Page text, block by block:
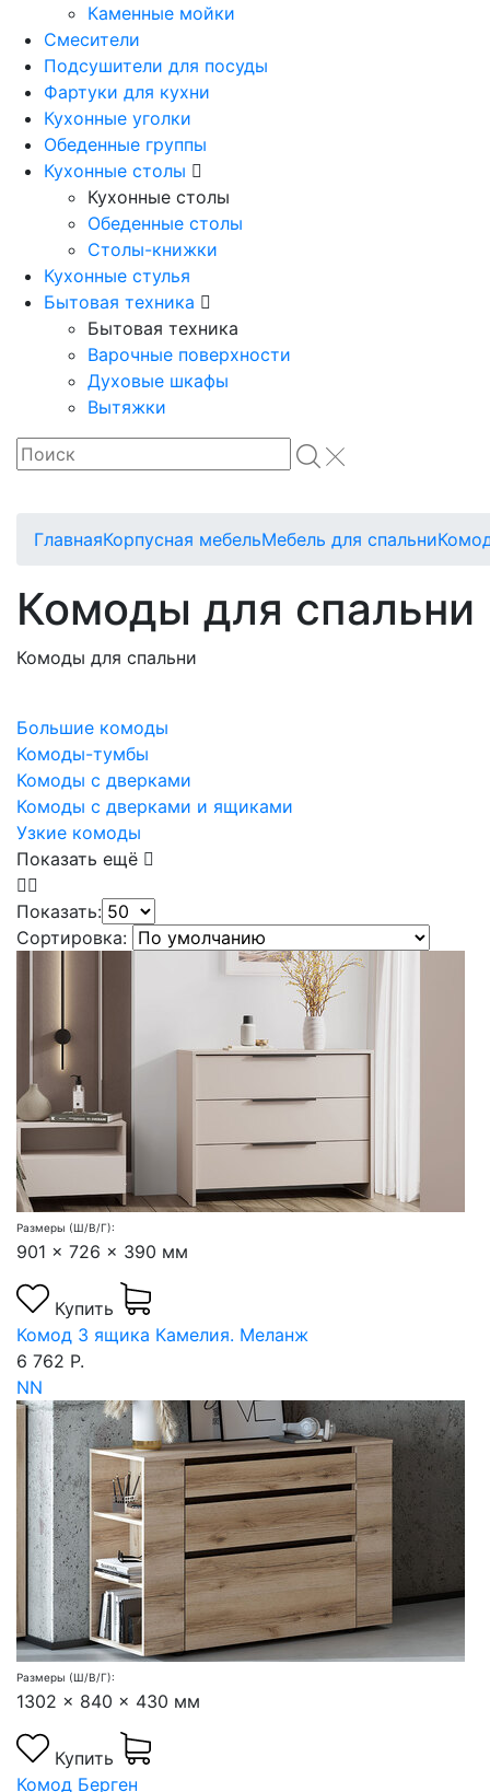
Каменные мойки
Смесители
Подсушители для посуды
Фартуки для кухни
Кухонные уголки
Обеденные группы
Кухонные столы
Кухонные столы
Обеденные столы
Столы-книжки
Кухонные стулья
Бытовая техника
Бытовая техника
Варочные поверхности
Духовые шкафы
Вытяжки
ГлавнаяКорпусная мебельМебель для спальни
Комоды для спальни
Комоды для спальни
Большие комоды
Комоды-тумбы
Комоды с дверками
Комоды с дверками и ящиками
Узкие комоды
Показать ещё
Показать:
Сортировка:
Размеры (Ш/В/Г):
901 x 726 x 390 мм
Купить
Комод 3 ящика Камелия. Меланж
6 762 Р.
NN
Размеры (Ш/В/Г):
1302 x 840 x 430 мм
Купить
Комод Берген